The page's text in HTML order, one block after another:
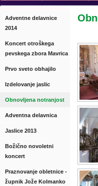
Adventne delavnice
2014
Koncert otroškega
pevskega zbora Mavrica
Prvo sveto obhajilo
Izdelovanje jaslic
Obnovljena notranjost
Adventna delavnica
Jaslice 2013
Božično novoletni
koncert
Praznovanje obletnice -
župnik Jože Kolmanko